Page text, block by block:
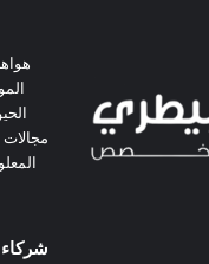
مجالات
شركاء